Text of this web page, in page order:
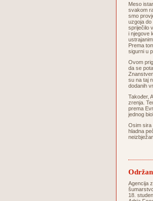
Meso
svakom
smo
uzgoja
spriječilo
i njegove
Prema
sigurni
Ovom
da se
su na taj
dodanih
Također,
zrenja.
prema
jednog
Osim sira
hladna
Agencija
18.